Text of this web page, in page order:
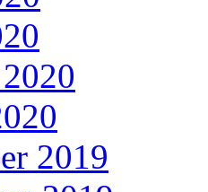
2019